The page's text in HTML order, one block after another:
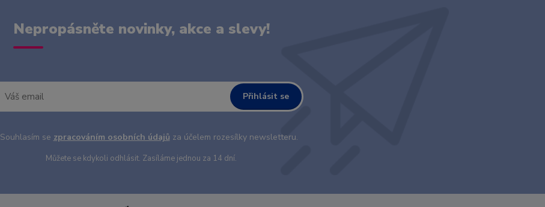
Nepropásněte novinky, akce a slevy!
Přihlásit se
Souhlasím se zpracováním osobních údajů za účelem rozesílky newsletteru.
Můžete se kdykoli odhlásit. Zasíláme jednou za 14 dní.